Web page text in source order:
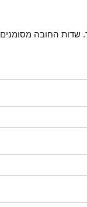
שדות החובה מסומנים